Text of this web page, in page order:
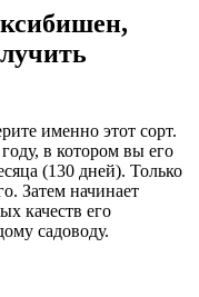
именно этот сорт.
в котором вы его
(130 дней). Только
Затем начинает
качеств его
садоводу.